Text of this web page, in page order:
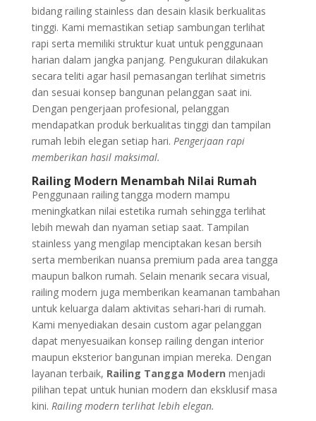
bidang railing stainless dan desain klasik berkualitas
tinggi. Kami memastikan setiap sambungan terlihat
rapi serta memiliki struktur kuat untuk penggunaan
harian dalam jangka panjang. Pengukuran dilakukan
secara teliti agar hasil pemasangan terlihat simetris
dan sesuai konsep bangunan pelanggan saat ini.
Dengan pengerjaan profesional, pelanggan
mendapatkan produk berkualitas tinggi dan tampilan
rumah lebih elegan setiap hari. Pengerjaan rapi
memberikan hasil maksimal.
Railing Modern Menambah Nilai Rumah
Penggunaan railing tangga modern mampu
meningkatkan nilai estetika rumah sehingga terlihat
lebih mewah dan nyaman setiap saat. Tampilan
stainless yang mengilap menciptakan kesan bersih
serta memberikan nuansa premium pada area tangga
maupun balkon rumah. Selain menarik secara visual,
railing modern juga memberikan keamanan tambahan
untuk keluarga dalam aktivitas sehari-hari di rumah.
Kami menyediakan desain custom agar pelanggan
dapat menyesuaikan konsep railing dengan interior
maupun eksterior bangunan impian mereka. Dengan
layanan terbaik, Railing Tangga Modern menjadi
pilihan tepat untuk hunian modern dan eksklusif masa
kini. Railing modern terlihat lebih elegan.